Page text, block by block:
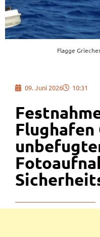
Flagge
09. Juni 2026 10:31
Flughafen